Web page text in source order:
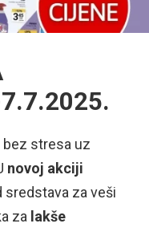
stresa uz
novoj akciji
sredstava za veši
za lakše